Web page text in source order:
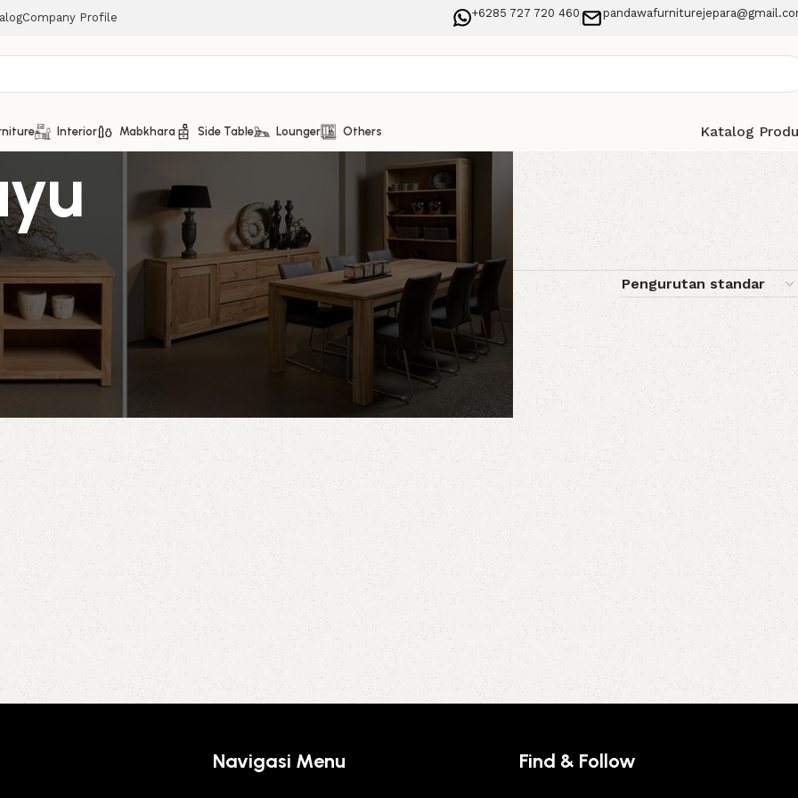
Company Profile +6285 727 720 460
Interior Mabkhara Side Table Lounger Others Katalog
Navigasi Menu Find & Follow